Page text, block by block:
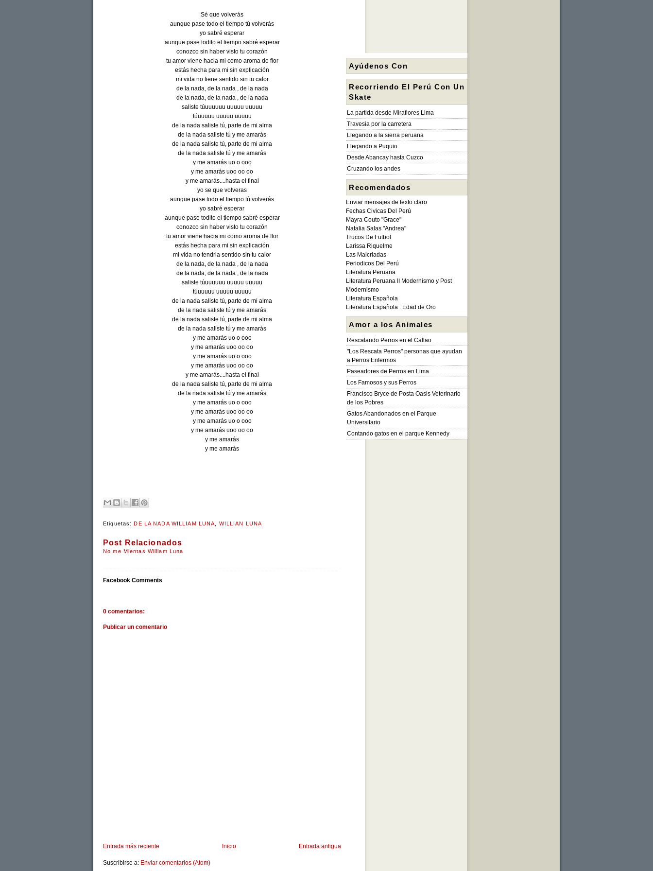
Sé que volverás
aunque pase todo el tiempo tú volverás
yo sabré esperar
aunque pase todito el tiempo sabré esperar
conozco sin haber visto tu corazón
tu amor viene hacia mi como aroma de flor
estás hecha para mi sin explicación
mi vida no tiene sentido sin tu calor
de la nada, de la nada , de la nada
de la nada, de la nada , de la nada
saliste túuuuuuu uuuuu uuuuu
túuuuuu uuuuu uuuuu
de la nada saliste tú, parte de mi alma
de la nada saliste tú y me amarás
de la nada saliste tú, parte de mi alma
de la nada saliste tú y me amarás
y me amarás uo o ooo
y me amarás uoo oo oo
y me amarás....hasta el final
yo se que volveras
aunque pase todo el tiempo tú volverás
yo sabré esperar
aunque pase todito el tiempo sabré esperar
conozco sin haber visto tu corazón
tu amor viene hacia mi como aroma de flor
estás hecha para mi sin explicación
mi vida no tendria sentido sin tu calor
de la nada, de la nada , de la nada
de la nada, de la nada , de la nada
saliste túuuuuuu uuuuu uuuuu
túuuuuu uuuuu uuuuu
de la nada saliste tú, parte de mi alma
de la nada saliste tú y me amarás
de la nada saliste tú, parte de mi alma
de la nada saliste tú y me amarás
y me amarás uo o ooo
y me amarás uoo oo oo
y me amarás uo o ooo
y me amarás uoo oo oo
y me amarás....hasta el final
de la nada saliste tú, parte de mi alma
de la nada saliste tú y me amarás
y me amarás uo o ooo
y me amarás uoo oo oo
y me amarás uo o ooo
y me amarás uoo oo oo
y me amarás
y me amarás
Etiquetas: DE LA NADA WILLIAM LUNA, WILLIAN LUNA
Post Relacionados
No me Mientas William Luna
Facebook Comments
0 comentarios:
Publicar un comentario
Entrada más reciente Entrada antigua
Inicio
Suscribirse a: Enviar comentarios (Atom)
Ayúdenos Con
Recorriendo El Perú Con Un
Skate
La partida desde Miraflores Lima
Travesia por la carretera
Llegando a la sierra peruana
Llegando a Puquio
Desde Abancay hasta Cuzco
Cruzando los andes
Recomendados
Enviar mensajes de texto claro
Fechas Civicas Del Perú
Mayra Couto "Grace"
Natalia Salas "Andrea"
Trucos De Futbol
Larissa Riquelme
Las Malcriadas
Periodicos Del Perú
Literatura Peruana
Literatura Peruana II Modernismo y Post
Modernismo
Literatura Española
Literatura Española : Edad de Oro
Amor a los Animales
Rescatando Perros en el Callao
"Los Rescata Perros" personas que ayudan
a Perros Enfermos
Paseadores de Perros en Lima
Los Famosos y sus Perros
Francisco Bryce de Posta Oasis Veterinario
de los Pobres
Gatos Abandonados en el Parque
Universitario
Contando gatos en el parque Kennedy